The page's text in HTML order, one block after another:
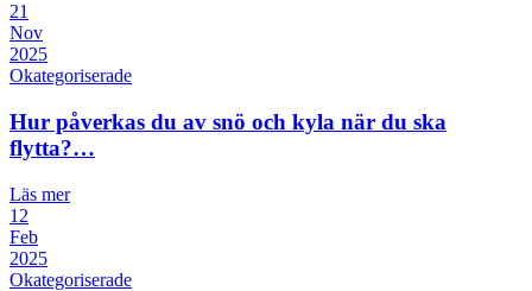
21
Nov
2025
Okategoriserade
Hur påverkas du av snö och kyla när du ska
flytta?…
Läs mer
12
Feb
2025
Okategoriserade